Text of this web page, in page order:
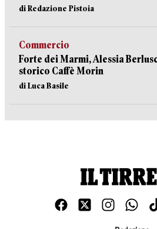
di Redazione Pistoia
Commercio
Forte dei Marmi, Alessia
storico Caffè Morin
di Luca Basile